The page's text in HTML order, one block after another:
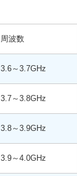
周波数
3.6～3.7GHz
3.7～3.8GHz
3.8～3.9GHz
3.9～4.0GHz